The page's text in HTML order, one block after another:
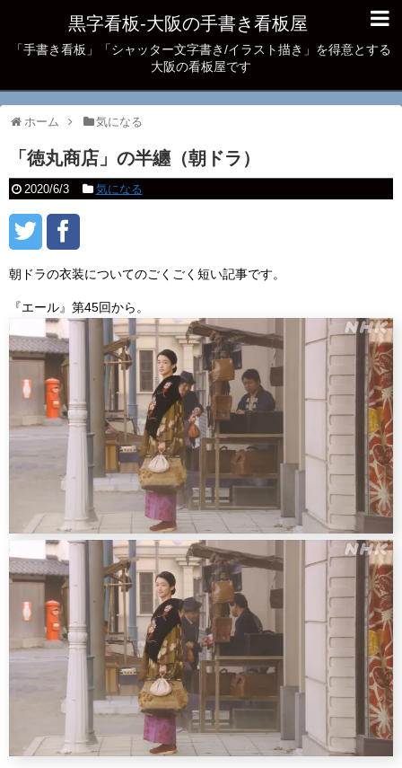
黒字看板‐大阪の手書き看板屋
「手書き看板」「シャッター文字書き/イラスト描き」を得意とする
大阪の看板屋です
ホーム 気になる
「徳丸商店」の半纏（朝ドラ）
2020/6/3 気になる
朝ドラの衣装についてのごくごく短い記事です。
『エール』第45回から。